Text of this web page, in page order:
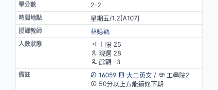
2-2
星期五/1,2[A107]
林嬑㼸
上限 25
現選 28
餘額 -3
16059
大二英文/
工學院2
50分以上方能續修下期